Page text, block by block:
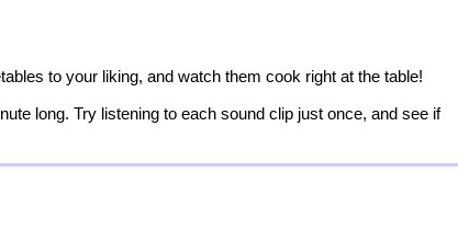
to your liking, and watch them cook right at the table!
long. Try listening to each sound clip just once, and see if